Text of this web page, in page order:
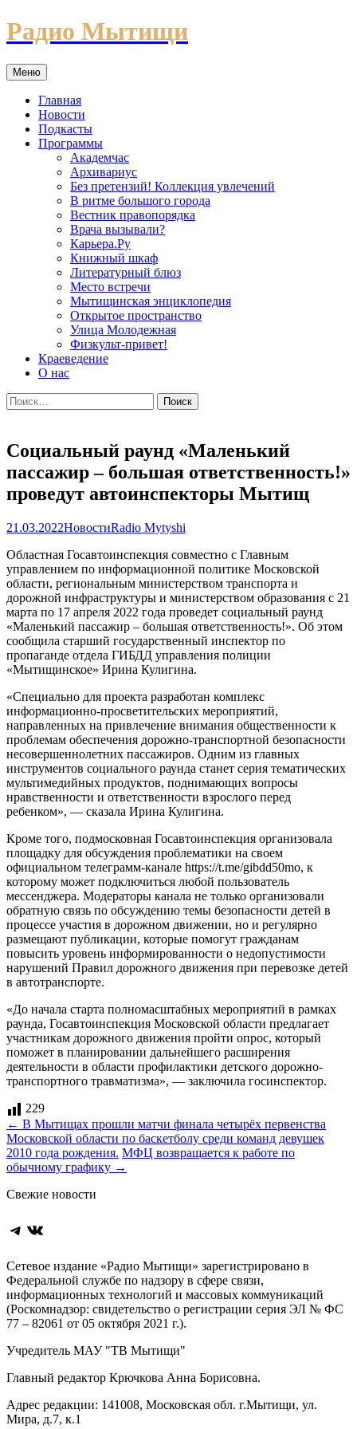
Перейти
к
Радио Мытищи
Меню
Главная
Новости
Подкасты
Программы
Академчас
Архивариус
Без претензий! Коллекция увлечений
В ритме большого города
Вестник правопорядка
Врача вызывали?
Карьера.Ру
Книжный шкаф
Литературный блюз
Место встречи
Мытищинская энциклопедия
Открытое пространство
Улица Молодежная
Физкульт-привет!
Краеведение
О нас
Найти:
Социальный раунд «Маленький
пассажир – большая ответственность!»
проведут автоинспекторы Мытищ
21.03.2022НовостиRadio Mytyshi
Областная Госавтоинспекция совместно с Главным
управлением по информационной политике Московской
области, региональным министерством транспорта и
дорожной инфраструктуры и министерством образования с 21
марта по 17 апреля 2022 года проведет социальный раунд
«Маленький пассажир – большая ответственность!». Об этом
сообщила старший государственный инспектор по
пропаганде отдела ГИБДД управления полиции
«Мытищинское» Ирина Кулигина.
«Специально для проекта разработан комплекс
информационно-просветительских мероприятий,
направленных на привлечение внимания общественности к
проблемам обеспечения дорожно-транспортной безопасности
несовершеннолетних пассажиров. Одним из главных
инструментов социального раунда станет серия тематических
мультимедийных продуктов, поднимающих вопросы
нравственности и ответственности взрослого перед
ребенком», — сказала Ирина Кулигина.
Кроме того, подмосковная Госавтоинспекция организовала
площадку для обсуждения проблематики на своем
официальном телеграмм-канале https://t.me/gibdd50mo, к
которому может подключиться любой пользователь
мессенджера. Модераторы канала не только организовали
обратную связь по обсуждению темы безопасности детей в
процессе участия в дорожном движении, но и регулярно
размещают публикации, которые помогут гражданам
повысить уровень информированности о недопустимости
нарушений Правил дорожного движения при перевозке детей
в автотранспорте.
«До начала старта полномасштабных мероприятий в рамках
раунда, Госавтоинспекция Московской области предлагает
участникам дорожного движения пройти опрос, который
поможет в планировании дальнейшего расширения
деятельности в области профилактики детского дорожно-
транспортного травматизма», — заключила госинспектор.
229
Навигация
по
записям
← В Мытищах прошли матчи финала четырёх первенства
Московской области по баскетболу среди команд девушек
2010 года рождения. МФЦ возвращается к работе по
обычному графику →
Свежие новости
Telegram
ВКонтакте
Сетевое издание «Радио Мытищи» зарегистрировано в
Федеральной службе по надзору в сфере связи,
информационных технологий и массовых коммуникаций
(Роскомнадзор: свидетельство о регистрации серия ЭЛ № ФС
77 – 82061 от 05 октября 2021 г.).
Учредитель МАУ "ТВ Мытищи"
Главный редактор Крючкова Анна Борисовна.
Адрес редакции: 141008, Московская обл. г.Мытищи, ул.
Мира, д.7, к.1